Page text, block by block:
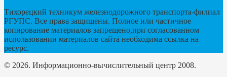
Тихорецкий техникум железнодорожного транспорта-филиал
РГУПС. Все права защищены. Полное или частичное
копирование материалов запрещено,при согласованном
использовании материалов сайта необходима ссылка на
ресурс.
© 2026. Информационно-вычислительный центр 2008.